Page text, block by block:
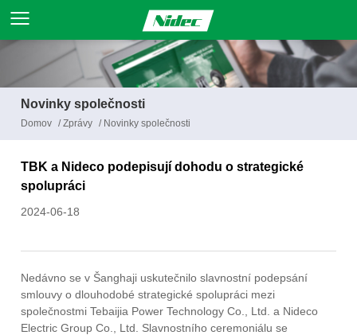
Novinky společnosti
Domov /Zprávy / Novinky společnosti
TBK a Nideco podepisují dohodu o strategické
spolupráci
2024-06-18
Nedávno se v Šanghaji uskutečnilo slavnostní podepsání
smlouvy o dlouhodobé strategické spolupráci mezi
společnostmi Tebaijia Power Technology Co., Ltd. a Nideco
Electric Group Co., Ltd. Slavnostního ceremoniálu se